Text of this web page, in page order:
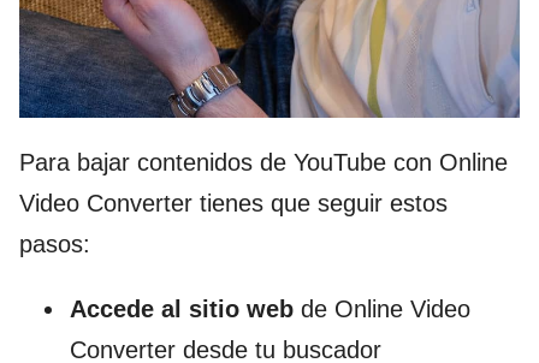
Para bajar contenidos de YouTube con Online
Video Converter tienes que seguir estos
pasos:
Accede al sitio web de Online Video
Converter desde tu buscador